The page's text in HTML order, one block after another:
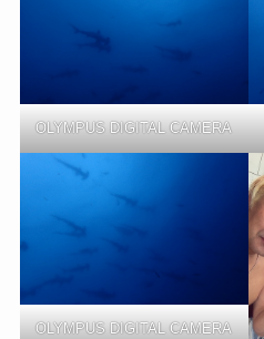
OLYMPUS DIGITAL CAMERA
OLYMPUS DIGITAL CAMERA